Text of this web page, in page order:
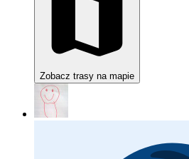
Zobacz trasy na mapie